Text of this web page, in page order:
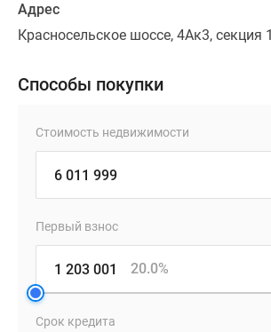
Адрес
Красносельское шоссе, 4Ак3, секция 1
Способы покупки
Стоимость недвижимости
Первый взнос
20.0%
Срок кредита